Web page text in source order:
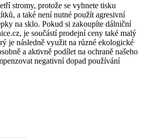
stromy, protože se vyhnete tisku
a také není nutné použít agresivní
na sklo. Pokud si zakoupíte dálniční
je součástí prodejní ceny také malý
je následně využit na různé ekologické
a aktivně podílet na ochraně našeho
negativní dopad používání